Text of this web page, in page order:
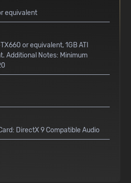
equivalent
or equivalent, 1GB ATI
Additional Notes: Minimum
DirectX 9 Compatible Audio